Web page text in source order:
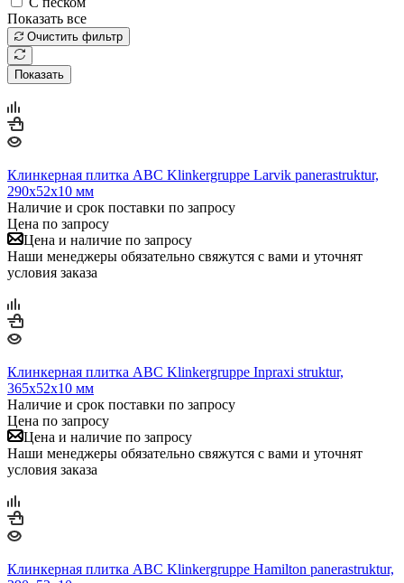
Показать все
Очистить фильтр
Показать
Клинкерная плитка ABC Klinkergruppe Larvik panerastruktur,
290х52х10 мм
Наличие и срок поставки по запросу
Цена по запросу
Цена и наличие по запросу
Наши менеджеры обязательно свяжутся с вами и уточнят
условия заказа
Клинкерная плитка ABC Klinkergruppe Inpraxi struktur,
365х52х10 мм
Наличие и срок поставки по запросу
Цена по запросу
Цена и наличие по запросу
Наши менеджеры обязательно свяжутся с вами и уточнят
условия заказа
Клинкерная плитка ABC Klinkergruppe Hamilton panerastruktur,